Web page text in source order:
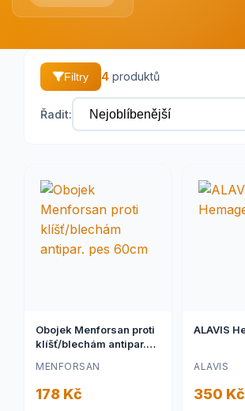
Filtry 4 produktů
Řadit:
Obojek Menforsan proti
klíšť/blechám antipar.
MENFORSAN
178 Kč
ALAVIS
ALAVIS
350 Kč